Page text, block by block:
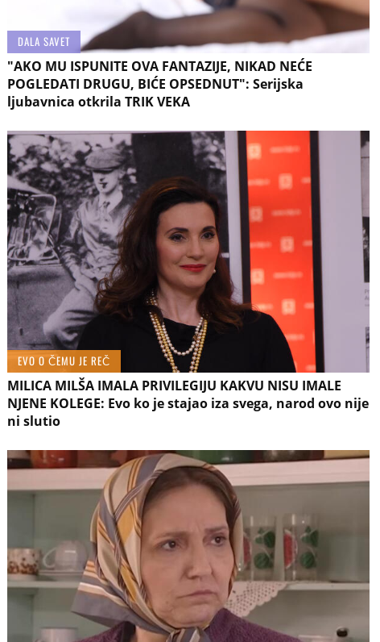
DALA SAVET
"AKO MU ISPUNITE OVA FANTAZIJE, NIKAD NEĆE
POGLEDATI DRUGU, BIĆE OPSEDNUT": Serijska
ljubavnica otkrila TRIK VEKA
EVO O ČEMU JE REČ
MILICA MILŠA IMALA PRIVILEGIJU KAKVU NISU IMALE
NJENE KOLEGE: Evo ko je stajao iza svega, narod ovo nije
ni slutio